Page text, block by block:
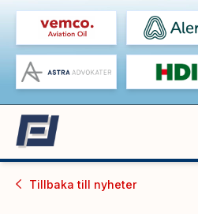
Tillbaka till nyheter